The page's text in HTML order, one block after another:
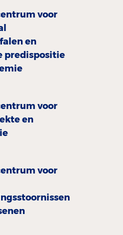
voor
en
predispositie
voor
en
voor